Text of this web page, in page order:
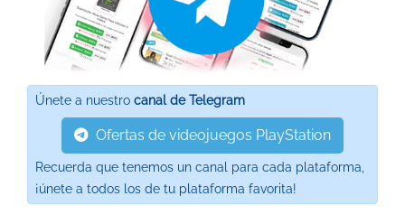
Únete a nuestro canal de Telegram
Ofertas de videojuegos PlayStation
Recuerda que tenemos un canal para cada plataforma,
¡únete a todos los de tu plataforma favorita!